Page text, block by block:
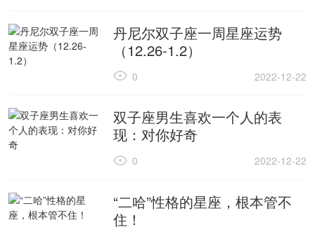
丹尼尔双子座一周星座运势
（12.26-1.2）
2022-12-22
0
双子座男生喜欢一个人的表
现：对你好奇
2022-12-22
0
“二哈”性格的星座，根本管不
住！